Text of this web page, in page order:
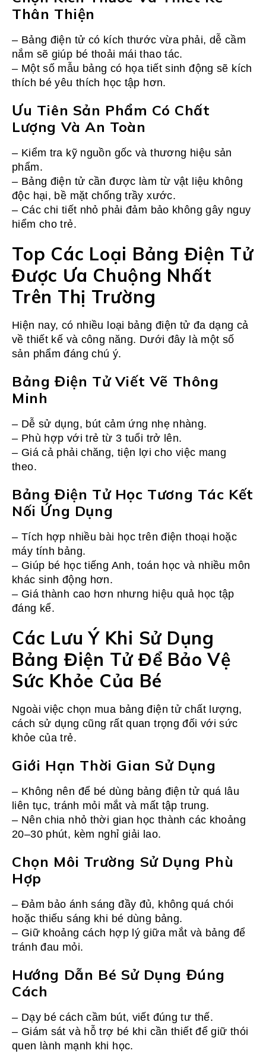
Thân Thiện
– Bảng điện tử có kích thước vừa phải, dễ cầm
nắm sẽ giúp bé thoải mái thao tác.
– Một số mẫu bảng có họa tiết sinh động sẽ kích
thích bé yêu thích học tập hơn.
Ưu Tiên Sản Phẩm Có Chất
Lượng Và An Toàn
– Kiểm tra kỹ nguồn gốc và thương hiệu sản
phẩm.
– Bảng điện tử cần được làm từ vật liệu không
độc hại, bề mặt chống trầy xước.
– Các chi tiết nhỏ phải đảm bảo không gây nguy
hiểm cho trẻ.
Top Các Loại Bảng Điện Tử
Được Ưa Chuộng Nhất
Trên Thị Trường
Hiện nay, có nhiều loại bảng điện tử đa dạng cả
về thiết kế và công năng. Dưới đây là một số
sản phẩm đáng chú ý.
Bảng Điện Tử Viết Vẽ Thông
Minh
– Dễ sử dụng, bút cảm ứng nhẹ nhàng.
– Phù hợp với trẻ từ 3 tuổi trở lên.
– Giá cả phải chăng, tiện lợi cho việc mang
theo.
Bảng Điện Tử Học Tương Tác Kết
Nối Ứng Dụng
– Tích hợp nhiều bài học trên điện thoại hoặc
máy tính bảng.
– Giúp bé học tiếng Anh, toán học và nhiều môn
khác sinh động hơn.
– Giá thành cao hơn nhưng hiệu quả học tập
đáng kể.
Các Lưu Ý Khi Sử Dụng
Bảng Điện Tử Để Bảo Vệ
Sức Khỏe Của Bé
Ngoài việc chọn mua bảng điện tử chất lượng,
cách sử dụng cũng rất quan trọng đối với sức
khỏe của trẻ.
Giới Hạn Thời Gian Sử Dụng
– Không nên để bé dùng bảng điện tử quá lâu
liên tục, tránh mỏi mắt và mất tập trung.
– Nên chia nhỏ thời gian học thành các khoảng
20–30 phút, kèm nghỉ giải lao.
Chọn Môi Trường Sử Dụng Phù
Hợp
– Đảm bảo ánh sáng đầy đủ, không quá chói
hoặc thiếu sáng khi bé dùng bảng.
– Giữ khoảng cách hợp lý giữa mắt và bảng để
tránh đau mỏi.
Hướng Dẫn Bé Sử Dụng Đúng
Cách
– Dạy bé cách cầm bút, viết đúng tư thế.
– Giám sát và hỗ trợ bé khi cần thiết để giữ thói
quen lành mạnh khi học.